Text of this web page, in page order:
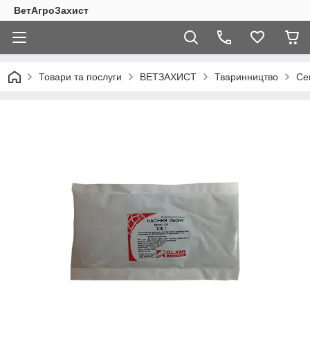
ВетАгроЗахист
Товари та послуги ВЕТЗАХИСТ Тваринництво